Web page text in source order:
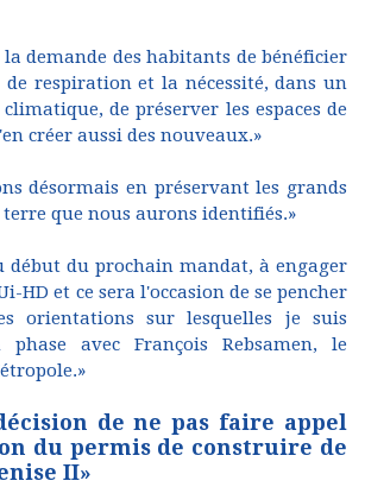
la demande des habitants de bénéficier
de respiration et la nécessité, dans un
de préserver les espaces de
créer aussi des nouveaux.»
désormais en préservant les grands
terre que nous aurons identifiés.»
début du prochain mandat, à engager
HD et ce sera l'occasion de se pencher
orientations sur lesquelles je suis
phase avec François Rebsamen, le
de ne pas faire appel
du permis de construire de
II»